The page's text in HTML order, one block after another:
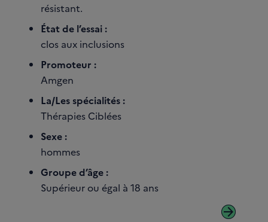
résistant.
État de l’essai :
clos aux inclusions
Promoteur :
Amgen
La/Les spécialités :
Thérapies Ciblées
Sexe :
hommes
Groupe d’âge :
Supérieur ou égal à 18 ans
arrow_forward